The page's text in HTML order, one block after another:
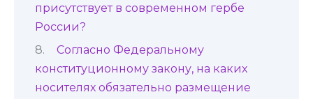
присутствует в современном гербе
России?
Согласно Федеральному
конституционному закону, на каких
носителях обязательно размещение